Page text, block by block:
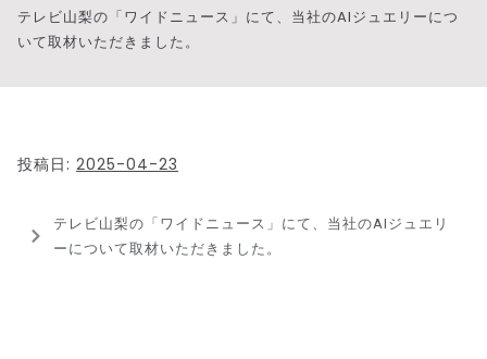
カン
テレビ山梨の「ワイドニュース」にて、当社のAIジュエリーにつ
いて取材いただきました。
投稿日: 2025-04-23
テレビ山梨の「ワイドニュース」にて、当社のAIジュエリ
ーについて取材いただきました。